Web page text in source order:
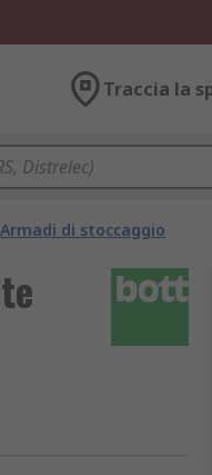
Traccia la
Armadi di stoccaggio